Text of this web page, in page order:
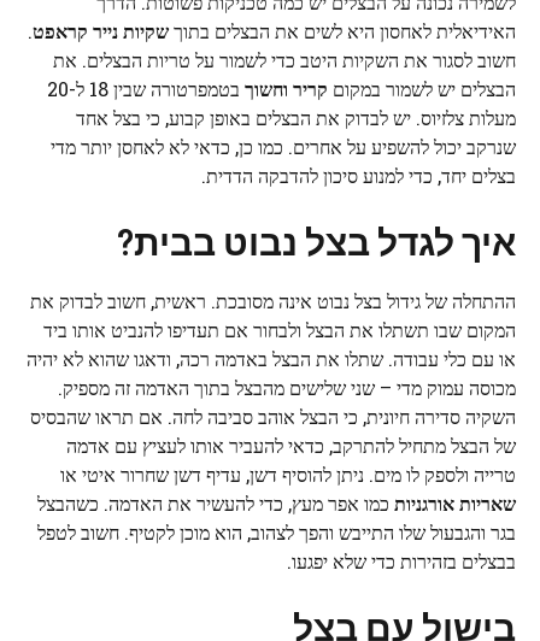
האידיאלית לאחסון היא לשים את הבצלים בתוךשקיות נייר קראפט.
חשוב לסגור את השקיות היטב כדי לשמור על טריות הבצלים. את
הבצלים יש לשמור במקום קריר וחשוך
בטמפרטורה שבין 18 ל-20
מעלות צלזיוס. יש לבדוק את הבצלים באופן קבוע, כי בצל אחד
שנרקב יכול להשפיע על אחרים. כמו כן, כדאי לא לאחסן יותר מדי
בצלים יחד, כדי למנוע סיכון להדבקה הדדית.
איך לגדל בצל נבוט בבית?
ההתחלה של גידול בצל נבוט אינה מסובכת. ראשית, חשוב לבדוק את
המקום שבו תשתלו את הבצל ולבחור אם תעדיפו להנביט אותו ביד
או עם כלי עבודה. שתלו את הבצל באדמה רכה, ודאגו שהוא לא יהיה
מכוסה עמוק מדי – שני שלישים מהבצל בתוך האדמה זה מספיק.
השקיה סדירה חיונית, כי הבצל אוהב סביבה לחה. אם תראו שהבסיס
של הבצל מתחיל להתרקב, כדאי להעביר אותו לעציץ עם אדמה
טרייה ולספק לו מים. ניתן להוסיף דשן, עדיף דשן שחרור איטי או
שאריות אורגניות כמו אפר מעץ, כדי להעשיר את האדמה. כשהבצל
בגר והגבעול שלו התייבש והפך לצהוב, הוא מוכן לקטיף. חשוב לטפל
בבצלים בזהירות כדי שלא יפגעו.
בישול עם בצל